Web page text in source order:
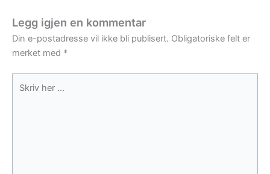
Legg igjen en kommentar
Din e-postadresse vil ikke bli publisert. Obligatoriske felt er
merket med *
her